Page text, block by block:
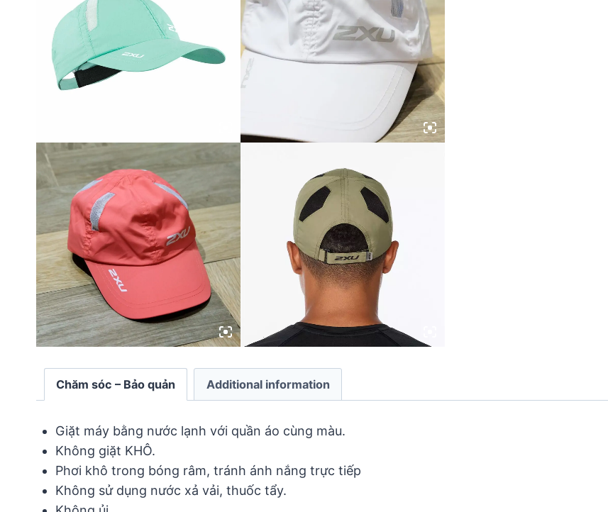
Chăm sóc – Bảo quản Additional information
Giặt máy bằng nước lạnh với quần áo cùng màu.
Không giặt KHÔ.
Phơi khô trong bóng râm, tránh ánh nắng trực tiếp
Không sử dụng nước xả vải, thuốc tẩy.